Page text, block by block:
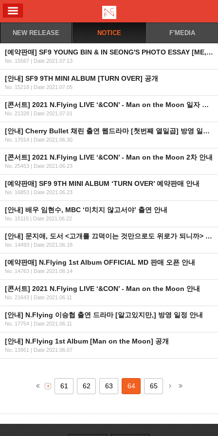
NEW RELEASE NOTICE F'MEDIA
[예약판매] SF9 YOUNG BIN & IN SEONG'S PHOTO ESSAY [ME, ANOTHER ME] 예약판매 안내
No. 15567 | Date 2021.07.13
[안내] SF9 9TH MINI ALBUM [TURN OVER] 공개
No. 15218 | Date 2021.07.05
[콘서트] 2021 N.Flying LIVE ‘&CON’ - Man on the Moon 일자 추가 안내
No. 21328 | Date 2021.07.01
[안내] Cherry Bullet 채린 출연 웹드라마 [첫번째 열일곱] 방영 일정 안내
No. 17014 | Date 2021.06.30
[콘서트] 2021 N.Flying LIVE ‘&CON’ - Man on the Moon 2차 안내
No. 25453 | Date 2021.06.23
[예약판매] SF9 9TH MINI ALBUM ‘TURN OVER’ 예약판매 안내
No. 16853 | Date 2021.06.23
[안내] 배우 임현수, MBC ‘미치지 않고서야’ 출연 안내
No. 15115 | Date 2021.06.22
[안내] 문지애, 도서 <고개를 끄덕이는 것만으로도 위로가 되니까> 발간 안내
No. 14493 | Date 2021.06.18
[예약판매] N.Flying 1st Album OFFICIAL MD 판매 오픈 안내
No. 14763 | Date 2021.06.14
[콘서트] 2021 N.Flying LIVE ‘&CON’ - Man on the Moon 안내
No. 21643 | Date 2021.06.11
[안내] N.Flying 이승협 출연 드라마 [알고있지만,] 방영 일정 안내
No. 17754 | Date 2021.06.11
[안내] N.Flying 1st Album [Man on the Moon] 공개
No. 13951 | Date 2021.06.07
61 62 63 64 65